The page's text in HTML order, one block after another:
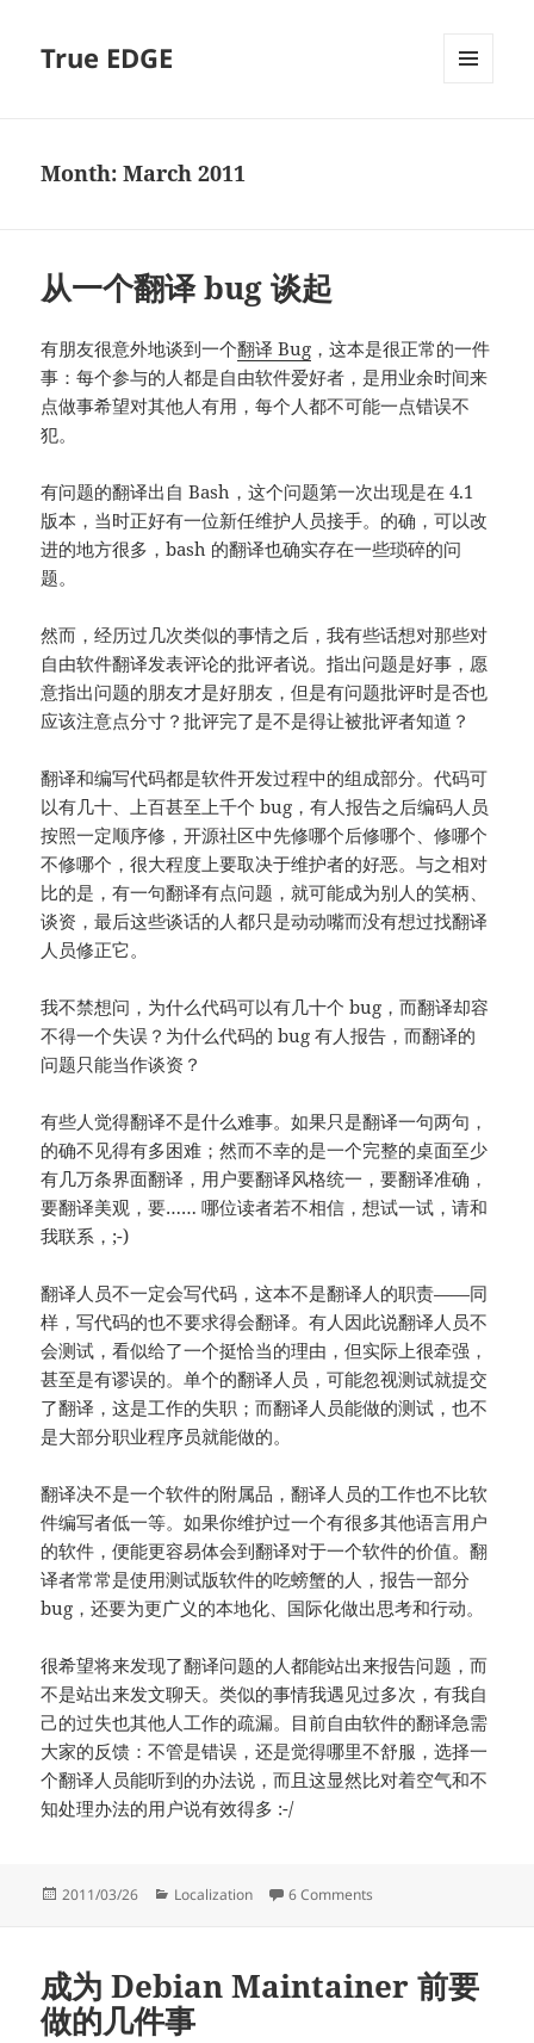
True EDGE
Month:March 2011
从一个翻译 bug 谈起
有朋友很意外地谈到一个翻译 Bug ，这本是很正常的一件
事：每个参与的人都是自由软件爱好者，是用业余时间来
点做事希望对其他人有用，每个人都不可能一点错误不
犯。
有问题的翻译出自 Bash，这个问题第一次出现是在 4.1
版本，当时正好有一位新任维护人员接手。的确，可以改
进的地方很多，bash 的翻译也确实存在一些琐碎的问
题。
然而，经历过几次类似的事情之后，我有些话想对那些对
自由软件翻译发表评论的批评者说。指出问题是好事，愿
意指出问题的朋友才是好朋友，但是有问题批评时是否也
应该注意点分寸？批评完了是不是得让被批评者知道？
翻译和编写代码都是软件开发过程中的组成部分。代码可
以有几十、上百甚至上千个 bug，有人报告之后编码人员
按照一定顺序修，开源社区中先修哪个后修哪个、修哪个
不修哪个，很大程度上要取决于维护者的好恶。与之相对
比的是，有一句翻译有点问题，就可能成为别人的笑柄、
谈资，最后这些谈话的人都只是动动嘴而没有想过找翻译
人员修正它。
我不禁想问，为什么代码可以有几十个 bug，而翻译却容
不得一个失误？为什么代码的 bug 有人报告，而翻译的
问题只能当作谈资？
有些人觉得翻译不是什么难事。如果只是翻译一句两句，
的确不见得有多困难；然而不幸的是一个完整的桌面至少
有几万条界面翻译，用户要翻译风格统一，要翻译准确，
要翻译美观，要…… 哪位读者若不相信，想试一试，请和
我联系，;-)
翻译人员不一定会写代码，这本不是翻译人的职责——同
样，写代码的也不要求得会翻译。有人因此说翻译人员不
会测试，看似给了一个挺恰当的理由，但实际上很牵强，
甚至是有谬误的。单个的翻译人员，可能忽视测试就提交
了翻译，这是工作的失职；而翻译人员能做的测试，也不
是大部分职业程序员就能做的。
翻译决不是一个软件的附属品，翻译人员的工作也不比软
件编写者低一等。如果你维护过一个有很多其他语言用户
的软件，便能更容易体会到翻译对于一个软件的价值。翻
译者常常是使用测试版软件的吃螃蟹的人，报告一部分
bug，还要为更广义的本地化、国际化做出思考和行动。
很希望将来发现了翻译问题的人都能站出来报告问题，而
不是站出来发文聊天。类似的事情我遇见过多次，有我自
己的过失也其他人工作的疏漏。目前自由软件的翻译急需
大家的反馈：不管是错误，还是觉得哪里不舒服，选择一
个翻译人员能听到的办法说，而且这显然比对着空气和不
知处理办法的用户说有效得多 :-/
Posted
2011/03/26 Categories
Localization 6 Comments
成为 Debian Maintainer 前要
做的几件事